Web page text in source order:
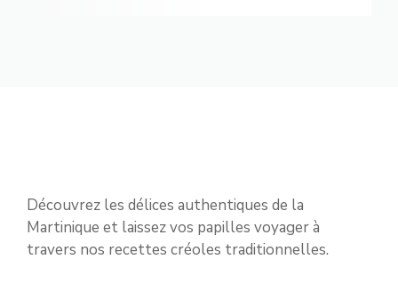
Découvrez les délices authentiques de la
Martinique et laissez vos papilles voyager à
travers nos recettes créoles traditionnelles.